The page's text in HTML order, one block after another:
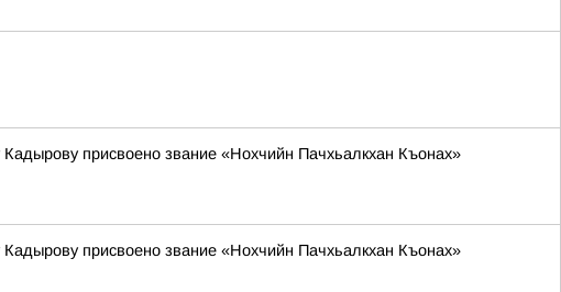
присвоено звание «Нохчийн Пачхьалкхан Къонах»
присвоено звание «Нохчийн Пачхьалкхан Къонах»